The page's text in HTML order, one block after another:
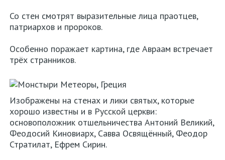
Со стен смотрят выразительные лица праотцев,
патриархов и пророков.
Особенно поражает картина, где Авраам встречает
трёх странников.
Изображены на стенах и лики святых, которые
хорошо известны и в Русской церкви:
основоположник отшельничества Антоний Великий,
Феодосий Киновиарх, Савва Освящённый, Феодор
Стратилат, Ефрем Сирин.